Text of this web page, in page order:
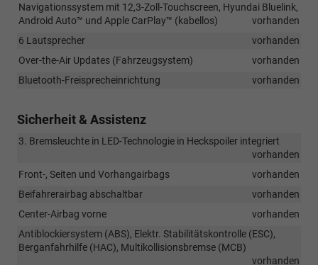
Navigationssystem mit 12,3-Zoll-Touchscreen, Hyundai Bluelink,
Android Auto™ und Apple CarPlay™ (kabellos)
vorhanden
6 Lautsprecher
vorhanden
Over-the-Air Updates (Fahrzeugsystem)
vorhanden
Bluetooth-Freisprecheinrichtung
vorhanden
Sicherheit & Assistenz
3. Bremsleuchte in LED-Technologie in Heckspoiler integriert
vorhanden
Front-, Seiten und Vorhangairbags
vorhanden
Beifahrerairbag abschaltbar
vorhanden
Center-Airbag vorne
vorhanden
Antiblockiersystem (ABS), Elektr. Stabilitätskontrolle (ESC),
Berganfahrhilfe (HAC), Multikollisionsbremse (MCB)
vorhanden